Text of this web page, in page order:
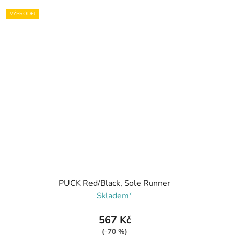
VÝPRODEJ
PUCK Red/Black, Sole Runner
Skladem*
567 Kč
(–70 %)